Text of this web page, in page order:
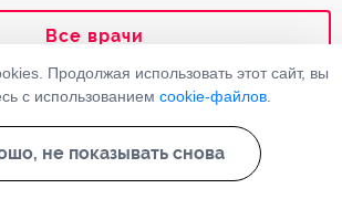
Все врачи
часто задаваемые
Продолжая использовать этот сайт, вы
с использованием cookie-файлов
не показывать снова